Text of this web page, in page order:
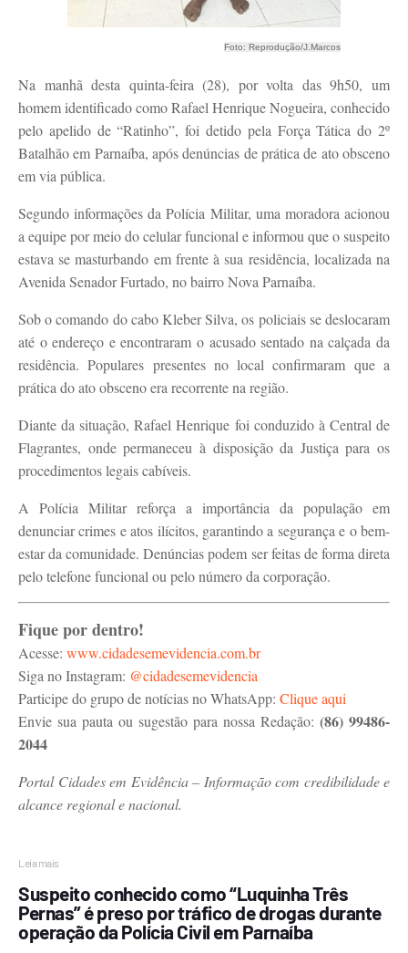
Foto: Reprodução/J.Marcos
Na manhã desta quinta-feira (28), por volta das 9h50, um
homem identificado como Rafael Henrique Nogueira, conhecido
pelo apelido de “Ratinho”, foi detido pela Força Tática do 2º
Batalhão em Parnaíba, após denúncias de prática de ato obsceno
em via pública.
Segundo informações da Polícia Militar, uma moradora acionou
a equipe por meio do celular funcional e informou que o suspeito
estava se masturbando em frente à sua residência, localizada na
Avenida Senador Furtado, no bairro Nova Parnaíba.
Sob o comando do cabo Kleber Silva, os policiais se deslocaram
até o endereço e encontraram o acusado sentado na calçada da
residência. Populares presentes no local confirmaram que a
prática do ato obsceno era recorrente na região.
Diante da situação, Rafael Henrique foi conduzido à Central de
Flagrantes, onde permaneceu à disposição da Justiça para os
procedimentos legais cabíveis.
A Polícia Militar reforça a importância da população em
denunciar crimes e atos ilícitos, garantindo a segurança e o bem-
estar da comunidade. Denúncias podem ser feitas de forma direta
pelo telefone funcional ou pelo número da corporação.
Fique por dentro!
Acesse: www.cidadesemevidencia.com.br
Siga no Instagram: @cidadesemevidencia
Participe do grupo de notícias no WhatsApp: Clique aqui
Envie sua pauta ou sugestão para nossa Redação: (86) 99486-
2044
Portal Cidades em Evidência – Informação com credibilidade e
alcance regional e nacional.
Leia mais
Suspeito conhecido como “Luquinha Três
Pernas” é preso por tráfico de drogas durante
operação da Polícia Civil em Parnaíba